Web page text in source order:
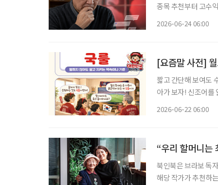
종목 추천부터 고수
2026-06-24 06:00
[요즘말 사전]
짧고 간단해 보여도
아가 보자! 신조어를
2026-06-22 06:00
“우리 할머니는
북인북은 브라보 독
해당 작가가 추천하는 책도 함께 즐겨보